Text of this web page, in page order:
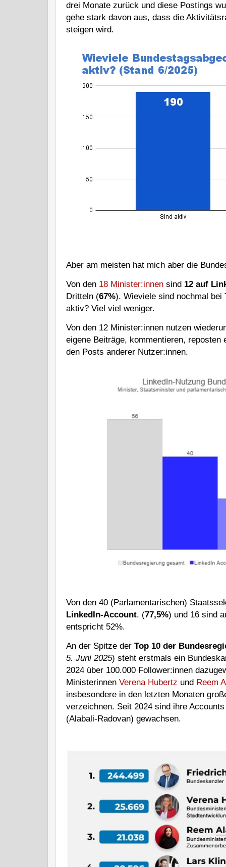
drei Monate zurück und diese Postings
gehe stark davon aus, dass die
steigen wird.
Aber am meisten hat mich aber die
Von den 18 Minister:innen sind 12 auf
Dritteln (67%). Wieviele sind nochmal bei
aktiv? Viel viel weniger.
Von den 12 Minister:innen nutzen
eigene Beiträge, kommentieren,
den Posts anderer Nutzer:innen.
Von den 40 (Parlamentarischen)
LinkedIn-Account. (77,5%) und 16 sind
entspricht 52%.
An der Spitze der Top 10 der
5. Juni 2025) steht erstmals ein
2024 über 100.000 Follower:innen
Ministerinnen Verena Hubertz und Reem
insbesondere in den letzten Monaten
verzeichnen. Seit 2024 sind ihre
(Alabali-Radovan) gewachsen.